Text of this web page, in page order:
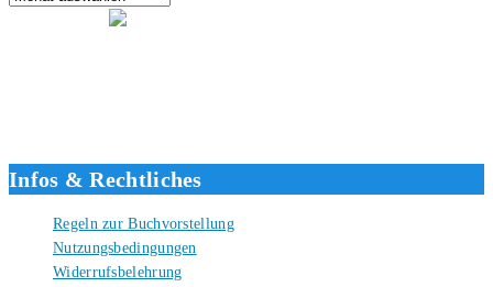
Infos & Rechtliches
Regeln zur Buchvorstellung
Nutzungsbedingungen
Widerrufsbelehrung